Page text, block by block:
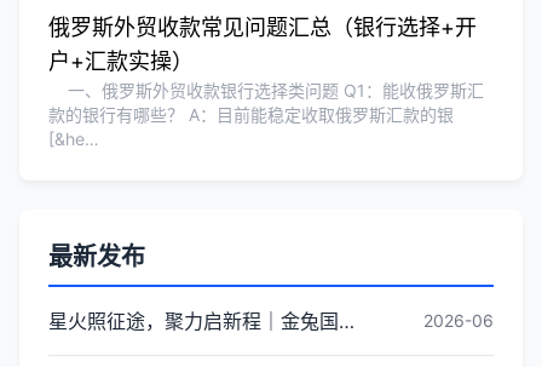
俄罗斯外贸收款常见问题汇总（银行选择+开
户+汇款实操）
一、俄罗斯外贸收款银行选择类问题 Q1：能收俄罗斯汇
款的银行有哪些？ A：目前能稳定收取俄罗斯汇款的银
[&he…
最新发布
星火照征途，聚力启新程｜金兔国际井冈山红色研学团建圆满收官 2026-06